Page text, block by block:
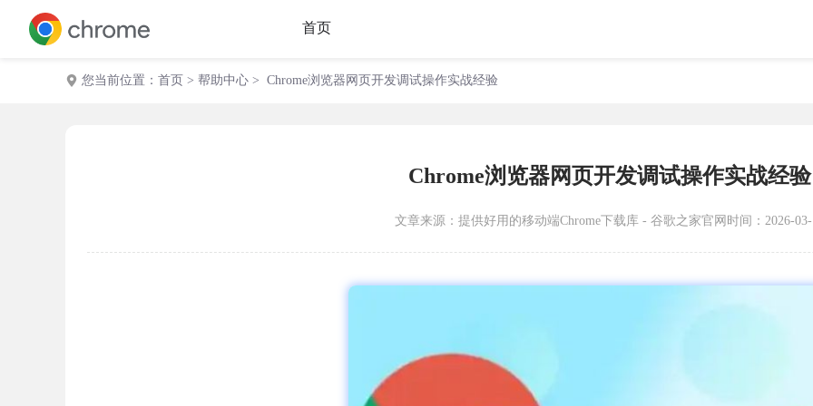
首页
您当前位置： 首页 > 帮助中心 > Chrome浏览器网页开发调试操作实战经验
Chrome浏览器网页开发调试操作实战经验
文章来源： 提供好用的移动端Chrome下载库 - 谷歌之家官网 时间：2026-